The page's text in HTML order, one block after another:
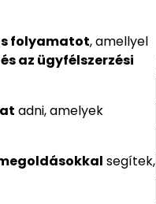
folyamatot, amellyel
az ügyfélszerzési
adni, amelyek
segítek,